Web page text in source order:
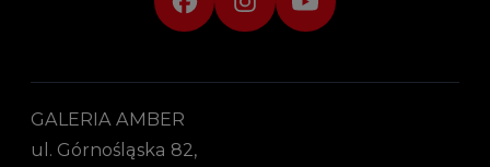
GALERIA AMBER
ul. Górnośląska 82,